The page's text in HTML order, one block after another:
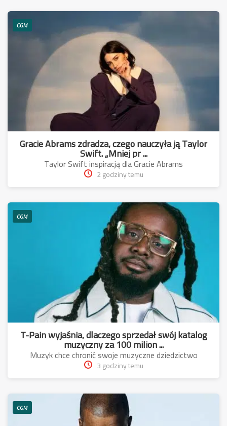
CGM
Gracie Abrams zdradza, czego nauczyła ją Taylor
Swift. „Mniej pr ...
Taylor Swift inspiracją dla Gracie Abrams
2 godziny temu
CGM
T-Pain wyjaśnia, dlaczego sprzedał swój katalog
muzyczny za 100 milion ...
Muzyk chce chronić swoje muzyczne dziedzictwo
3 godziny temu
CGM